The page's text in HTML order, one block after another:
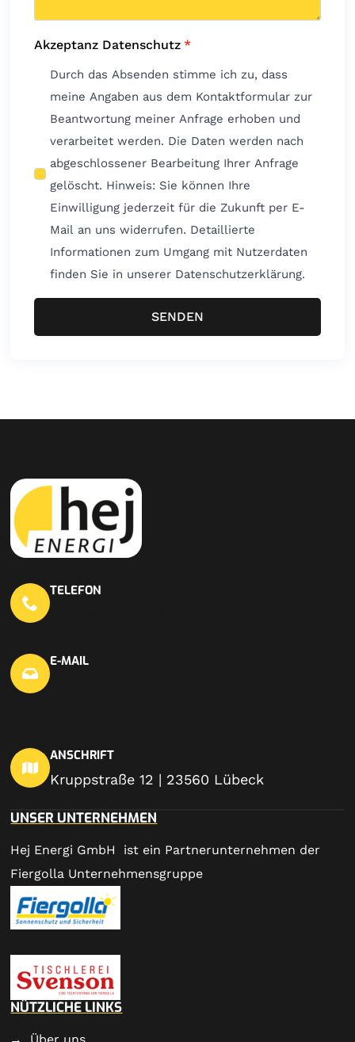
Akzeptanz Datenschutz *
Durch das Absenden stimme ich zu, dass
meine Angaben aus dem Kontaktformular zur
Beantwortung meiner Anfrage erhoben und
verarbeitet werden. Die Daten werden nach
abgeschlossener Bearbeitung Ihrer Anfrage
gelöscht. Hinweis: Sie können Ihre
Einwilligung jederzeit für die Zukunft per E-
Mail an uns widerrufen. Detaillierte
Informationen zum Umgang mit Nutzerdaten
finden Sie in unserer Datenschutzerklärung.
SENDEN
TELEFON
E-MAIL
ANSCHRIFT
Kruppstraße 12 | 23560 Lübeck
UNSER UNTERNEHMEN
Hej Energi GmbH ist ein Partnerunternehmen der
Fiergolla Unternehmensgruppe
NÜTZLICHE LINKS